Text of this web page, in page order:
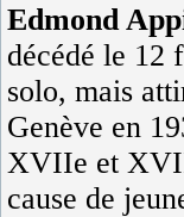
Edmond
décédé le 12
solo, mais
Genève en
XVIIe et
cause de